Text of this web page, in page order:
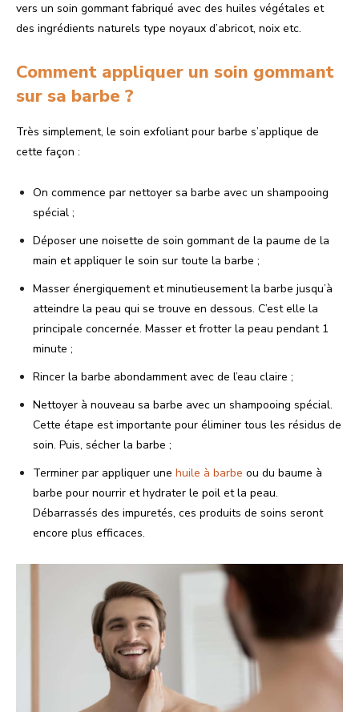
vers un soin gommant fabriqué avec des huiles végétales et
des ingrédients naturels type noyaux d’abricot, noix etc.
Comment appliquer un soin gommant
sur sa barbe ?
Très simplement, le soin exfoliant pour barbe s’applique de
cette façon :
On commence par nettoyer sa barbe avec un shampooing
spécial ;
Déposer une noisette de soin gommant de la paume de la
main et appliquer le soin sur toute la barbe ;
Masser énergiquement et minutieusement la barbe jusqu’à
atteindre la peau qui se trouve en dessous. C’est elle la
principale concernée. Masser et frotter la peau pendant 1
minute ;
Rincer la barbe abondamment avec de l’eau claire ;
Nettoyer à nouveau sa barbe avec un shampooing spécial.
Cette étape est importante pour éliminer tous les résidus de
soin. Puis, sécher la barbe ;
Terminer par appliquer une huile à barbe ou du baume à
barbe pour nourrir et hydrater le poil et la peau.
Débarrassés des impuretés, ces produits de soins seront
encore plus efficaces.